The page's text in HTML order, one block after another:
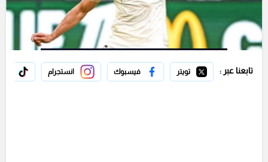
تابعنا عبر : تويتر فيسبوك انستجرام